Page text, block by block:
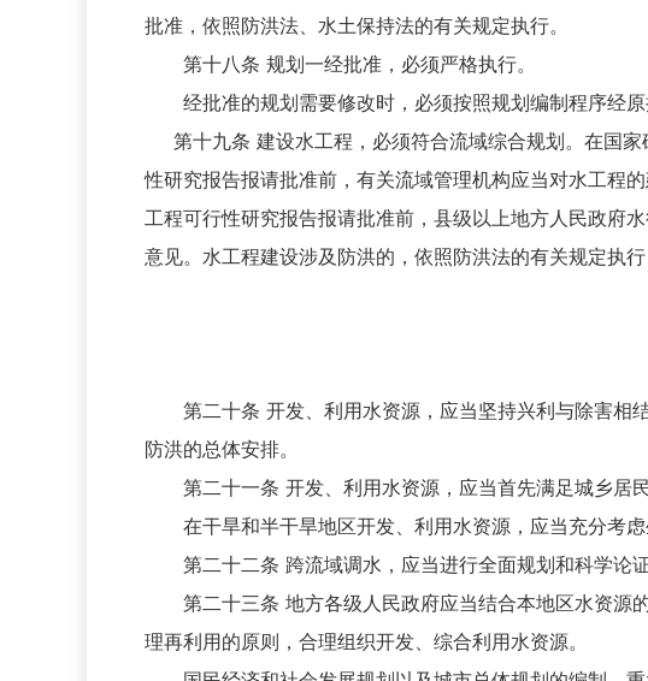
批准，依照防洪法、水土保持法的有关规定执行。
第十八条 规划一经批准，必须严格执行。
经批准的规划需要修改时，必须按照规划编制程序经原
第十九条 建设水工程，必须符合流域综合规划。在国
性研究报告报请批准前，有关流域管理机构应当对水工程
工程可行性研究报告报请批准前，县级以上地方人民政府
意见。水工程建设涉及防洪的，依照防洪法的有关规定执
第二十条 开发、利用水资源，应当坚持兴利与除害相
防洪的总体安排。
第二十一条 开发、利用水资源，应当首先满足城乡居
在干旱和半干旱地区开发、利用水资源，应当充分考虑
第二十二条 跨流域调水，应当进行全面规划和科学论
第二十三条 地方各级人民政府应当结合本地区水资源
理再利用的原则，合理组织开发、综合利用水资源。